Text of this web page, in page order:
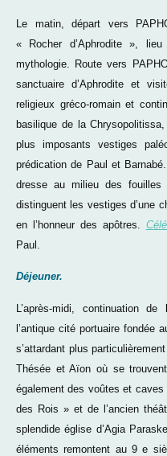
Le matin, départ vers
« Rocher d’Aphrodite »,
mythologie. Route vers
sanctuaire d’Aphrodite et
religieux gréco-romain et
basilique de la
plus imposants vestiges
prédication de Paul et
dresse au milieu des fouilles
distinguent les vestiges d’une
en l’honneur des apôtres.
Paul.
Déjeuner.
L’après-midi, continuation
l’antique cité portuaire fondée
s’attardant plus
Thésée et Aïon où se
également des voûtes et
des Rois » et de l’ancien
splendide église d’Agia
éléments remontent au 9 e